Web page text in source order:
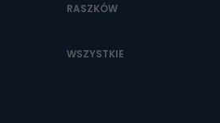
RASZKÓW
WSZYSTKIE